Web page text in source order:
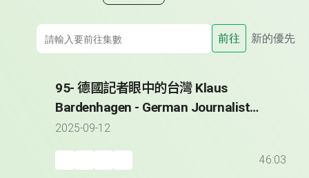
前往 新的優先
95- 德國記者眼中的台灣 Klaus
Bardenhagen - German Journalist
Reporting from Taiwan since 2008
2025-09-12
46:03